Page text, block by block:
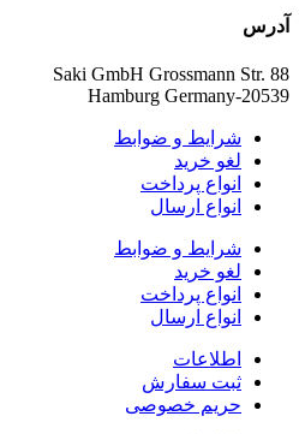
آدرس
Saki GmbH Grossmann Str. 88
20539-Hamburg Germany
شرایط و ضوابط
لغو خرید
انواع پرداخت
انواع ارسال
شرایط و ضوابط
لغو خرید
انواع پرداخت
انواع ارسال
اطلاعات
ثبت سفارش
حریم خصوصی